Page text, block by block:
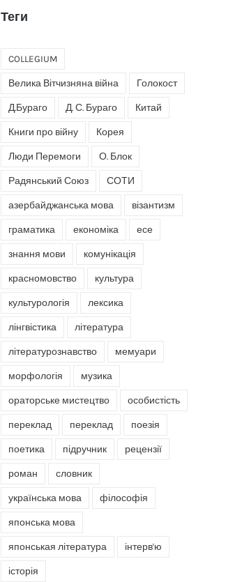
Теги
COLLEGIUM
Велика Вітчизняна війна Голокост
Д.Бураго Д. С. Бураго Китай
Книги про війну Корея
Люди Перемоги О. Блок
Радянський Союз СОТИ
азербайджанська мова візантизм
граматика економіка есе
знання мови комунікація
красномовство культура
культурологія лексика
лінгвістика література
літературознавство мемуари
морфологія музика
ораторське мистецтво особистість
переклад переклад поезія
поетика підручник рецензії
роман словник
українська мова філософія
японська мова
японськая література інтерв'ю
історія